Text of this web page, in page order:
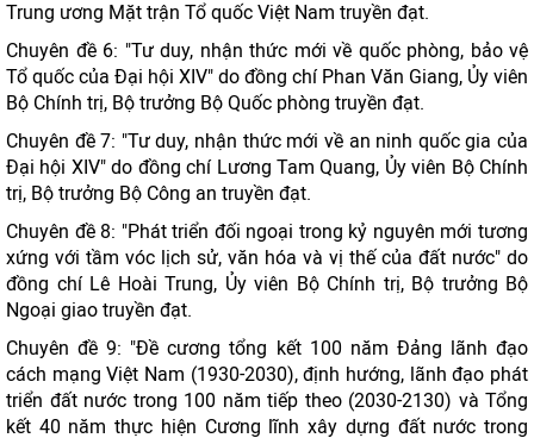
Trung ương Mặt trận Tổ quốc Việt Nam truyền đạt.
Chuyên đề 6: "Tư duy, nhận thức mới về quốc phòng, bảo vệ
Tổ quốc của Đại hội XIV" do đồng chí Phan Văn Giang, Ủy viên
Bộ Chính trị, Bộ trưởng Bộ Quốc phòng truyền đạt.
Chuyên đề 7: "Tư duy, nhận thức mới về an ninh quốc gia của
Đại hội XIV" do đồng chí Lương Tam Quang, Ủy viên Bộ Chính
trị, Bộ trưởng Bộ Công an truyền đạt.
Chuyên đề 8: "Phát triển đối ngoại trong kỷ nguyên mới tương
xứng với tầm vóc lịch sử, văn hóa và vị thế của đất nước" do
đồng chí Lê Hoài Trung, Ủy viên Bộ Chính trị, Bộ trưởng Bộ
Ngoại giao truyền đạt.
Chuyên đề 9: "Đề cương tổng kết 100 năm Đảng lãnh đạo
cách mạng Việt Nam (1930-2030), định hướng, lãnh đạo phát
triển đất nước trong 100 năm tiếp theo (2030-2130) và Tổng
kết 40 năm thực hiện Cương lĩnh xây dựng đất nước trong